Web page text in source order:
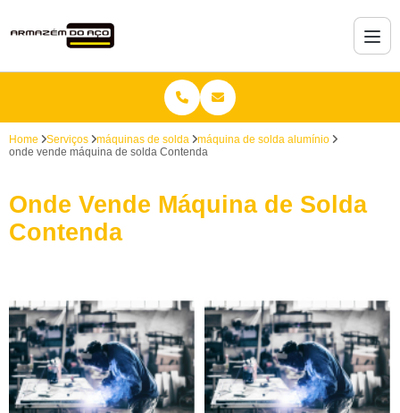
Home Serviços máquinas de solda
máquina de solda alumínio
onde vende máquina de solda Contenda
Onde Vende Máquina de Solda
Contenda